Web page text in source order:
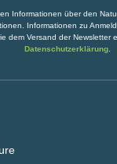
Informationen über den
Informationen zu
dem Versand der Newsletter
Datenschutzerklärung.